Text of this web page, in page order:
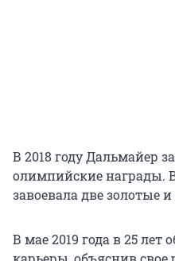
В 2018 году Дальмайер
олимпийские награды.
завоевала две золотые
В мае 2019 года в 25